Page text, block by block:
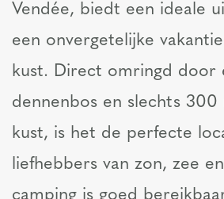
Vendée, biedt een ideale
een onvergetelijke
kust. Direct omringd door
dennenbos en slechts
kust, is het de perfecte
liefhebbers van zon, zee
camping is goed